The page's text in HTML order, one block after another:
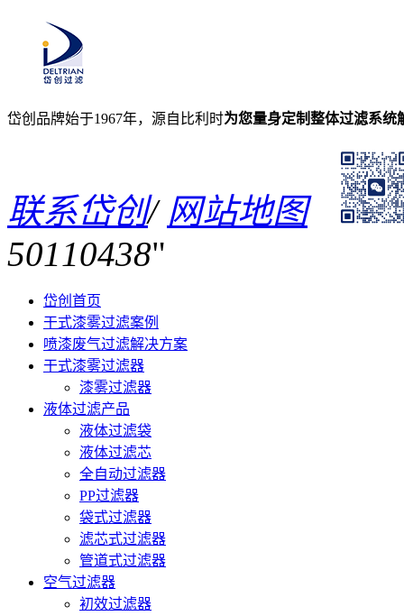
岱创品牌始于1967年，源自比利时为您量身定制整体过滤系统
联系岱创/ 网站地图
50110438
岱创首页
干式漆雾过滤案例
喷漆废气过滤解决方案
干式漆雾过滤器
漆雾过滤器
液体过滤产品
液体过滤袋
液体过滤芯
全自动过滤器
PP过滤器
袋式过滤器
滤芯式过滤器
管道式过滤器
空气过滤器
初效过滤器